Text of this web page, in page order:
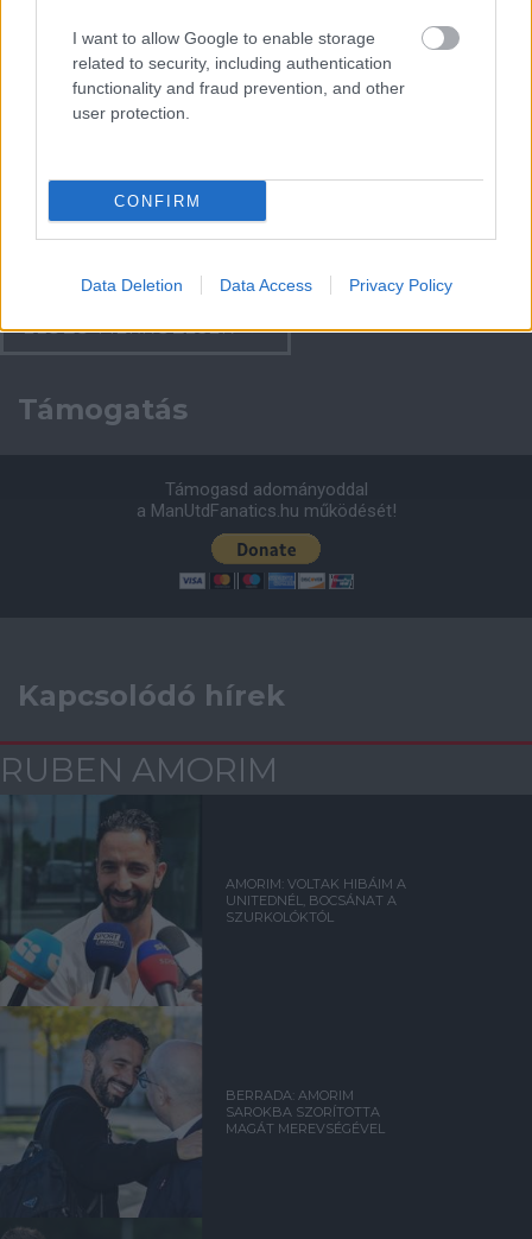
I want to allow Google to enable storage
related to security, including authentication
functionality and fraud prevention, and other
user protection.
CONFIRM
Data Deletion Data Access Privacy Policy
Felkészülési szezon 4. mérkőzés
Nya Ullevi, Göteborg
2026-08-08 17:00
Leeds UnitedvsManchester United
ELŐZŐ MÉRKŐZÉSEK
Támogatás
Támogasd adományoddal
a ManUtdFanatics.hu működését!
Kapcsolódó hírek
RUBEN AMORIM
AMORIM: VOLTAK HIBÁIM A
UNITEDNÉL, BOCSÁNAT A
SZURKOLÓKTÓL
BERRADA: AMORIM
SAROKBA SZORÍTOTTA
MAGÁT MEREVSÉGÉVEL